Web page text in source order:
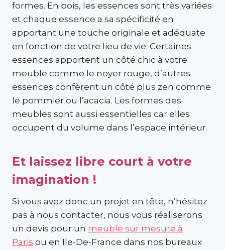
formes. En bois, les essences sont très variées
et chaque essence a sa spécificité en
apportant une touche originale et adéquate
en fonction de votre lieu de vie. Certaines
essences apportent un côté chic à votre
meuble comme le noyer rouge, d’autres
essences confèrent un côté plus zen comme
le pommier ou l’acacia. Les formes des
meubles sont aussi essentielles car elles
occupent du volume dans l’espace intérieur.
Et laissez libre court à votre
imagination !
Si vous avez donc un projet en tête, n’hésitez
pas à nous contacter, nous vous réaliserons
un devis pour un meuble sur mesure à
Paris ou en Ile-De-France dans nos bureaux